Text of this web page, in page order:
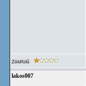
Zöldfülű
lakos007